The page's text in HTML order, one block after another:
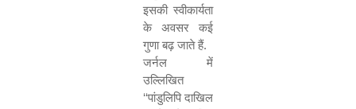
इसकी स्वीकार्यता
के अवसर कई
गुणा बढ़ जाते हैं.
जर्नल में
उल्लिखित
‘‘पांडुलिपि दाखिल